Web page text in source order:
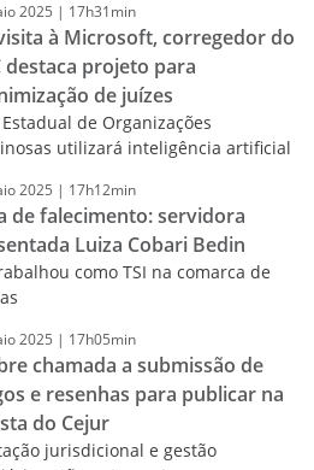
2025 | 17h31min
à Microsoft, corregedor do
destaca projeto para
de juízes
de Organizações
utilizará inteligência artificial
2025 | 17h12min
de falecimento: servidora
Luiza Cobari Bedin
como TSI na comarca de
2025 | 17h05min
chamada a submissão de
e resenhas para publicar na
do Cejur
jurisdicional e gestão